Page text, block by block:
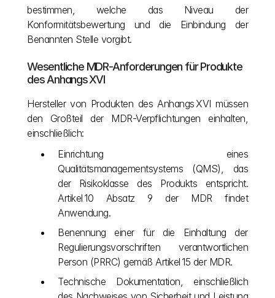
bestimmen, welche das Niveau der
Konformitätsbewertung und die Einbindung der
Benannten Stelle vorgibt.
Wesentliche MDR-Anforderungen für Produkte
des Anhangs XVI
Hersteller von Produkten des Anhangs XVI müssen
den Großteil der MDR-Verpflichtungen einhalten,
einschließlich:
Einrichtung eines
Qualitätsmanagementsystems (QMS), das
der Risikoklasse des Produkts entspricht.
Artikel 10 Absatz 9 der MDR findet
Anwendung.
Benennung einer für die Einhaltung der
Regulierungsvorschriften verantwortlichen
Person (PRRC) gemäß Artikel 15 der MDR.
Technische Dokumentation, einschließlich